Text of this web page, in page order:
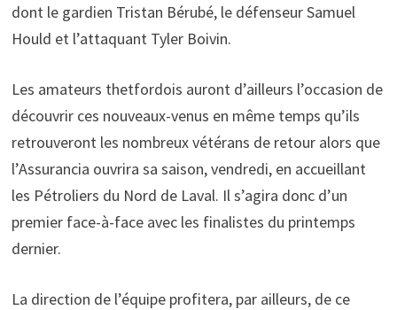
dont le gardien Tristan Bérubé, le défenseur Samuel
Hould et l’attaquant Tyler Boivin.
Les amateurs thetfordois auront d’ailleurs l’occasion de
découvrir ces nouveaux-venus en même temps qu’ils
retrouveront les nombreux vétérans de retour alors que
l’Assurancia ouvrira sa saison, vendredi, en accueillant
les Pétroliers du Nord de Laval. Il s’agira donc d’un
premier face-à-face avec les finalistes du printemps
dernier.
La direction de l’équipe profitera, par ailleurs, de ce